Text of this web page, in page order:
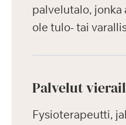
palvelutalo, jonka
ole tulo- tai
Palvelut
Fysioterapeutti,